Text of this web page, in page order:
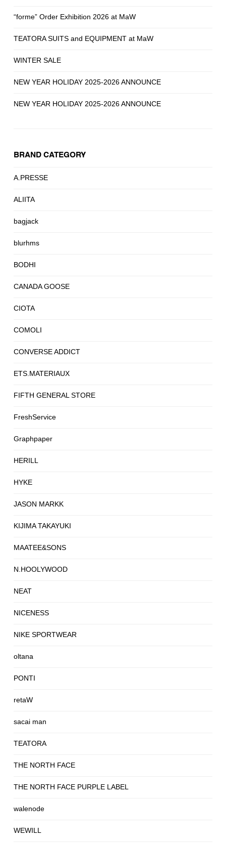
“forme” Order Exhibition 2026 at MaW
TEATORA SUITS and EQUIPMENT at MaW
WINTER SALE
NEW YEAR HOLIDAY 2025-2026 ANNOUNCE
NEW YEAR HOLIDAY 2025-2026 ANNOUNCE
BRAND CATEGORY
A.PRESSE
ALIITA
bagjack
blurhms
BODHI
CANADA GOOSE
CIOTA
COMOLI
CONVERSE ADDICT
ETS.MATERIAUX
FIFTH GENERAL STORE
FreshService
Graphpaper
HERILL
HYKE
JASON MARKK
KIJIMA TAKAYUKI
MAATEE&SONS
N.HOOLYWOOD
NEAT
NICENESS
NIKE SPORTWEAR
oltana
PONTI
retaW
sacai man
TEATORA
THE NORTH FACE
THE NORTH FACE PURPLE LABEL
walenode
WEWILL